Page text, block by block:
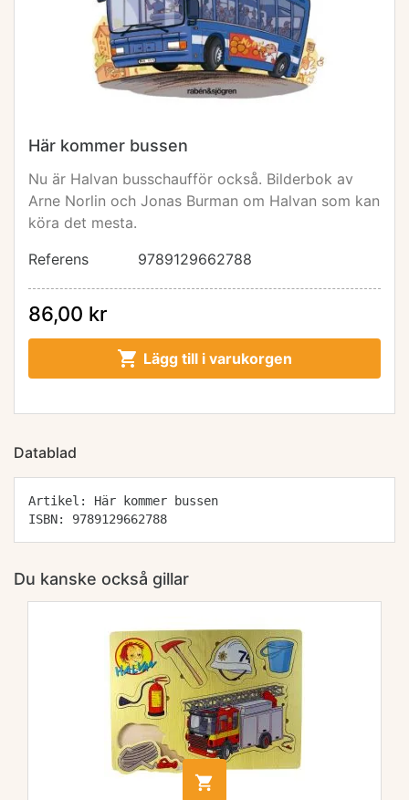
Här kommer bussen
Nu är Halvan busschaufför också. Bilderbok av
Arne Norlin och Jonas Burman om Halvan som kan
köra det mesta.
Referens
9789129662788
86,00 kr
 Lägg till i varukorgen
Datablad
Artikel: Här kommer bussen
ISBN: 9789129662788
Du kanske också gillar
